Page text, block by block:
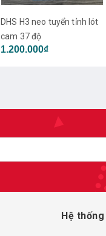
DHS H3 neo tuyển tỉnh lót
cam 37 độ
1.200.000₫
Hệ